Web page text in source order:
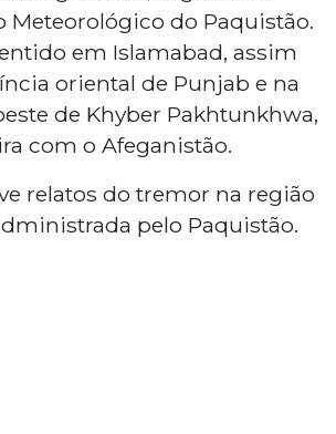
Meteorológico do Paquistão.
em Islamabad, assim
oriental de Punjab e na
de Khyber Pakhtunkhwa,
com o Afeganistão.
relatos do tremor na região
pelo Paquistão.